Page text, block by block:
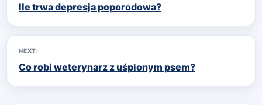
wpisu
Ile trwa depresja poporodowa?
NEXT:
Co robi weterynarz z uśpionym psem?